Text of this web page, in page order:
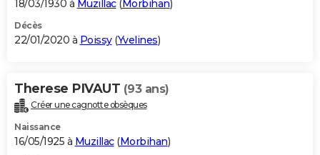
18/03/1930 à Muzillac( Morbihan)
Décès
22/01/2020 à Poissy(Yvelines)
Therese PIVAUT (93 ans)
Créer une cagnotte obsèques
Naissance
16/05/1925 à Muzillac(Morbihan)